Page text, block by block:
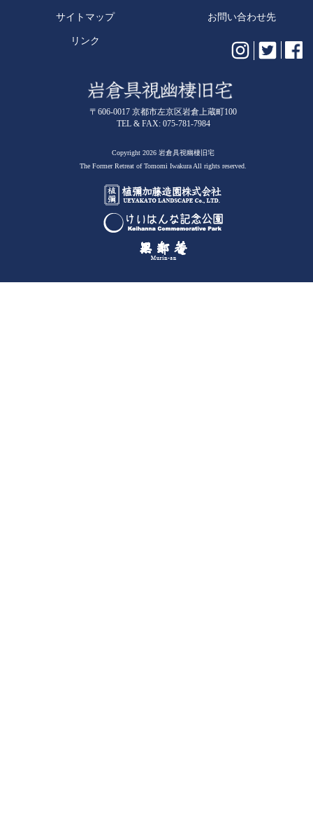
サイトマップ お問い合わせ先
リンク
〒606-0017 京都市左京区岩倉上蔵町100
TEL & FAX: 075-781-7984
Copyright 2026 岩倉具視幽棲旧宅
The Former Retreat of Tomomi Iwakura All rights reserved.